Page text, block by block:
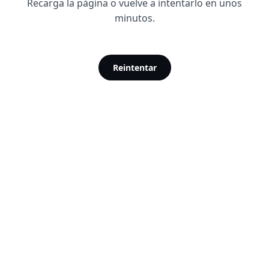
Recarga la página o vuelve a intentarlo en unos
minutos.
Reintentar